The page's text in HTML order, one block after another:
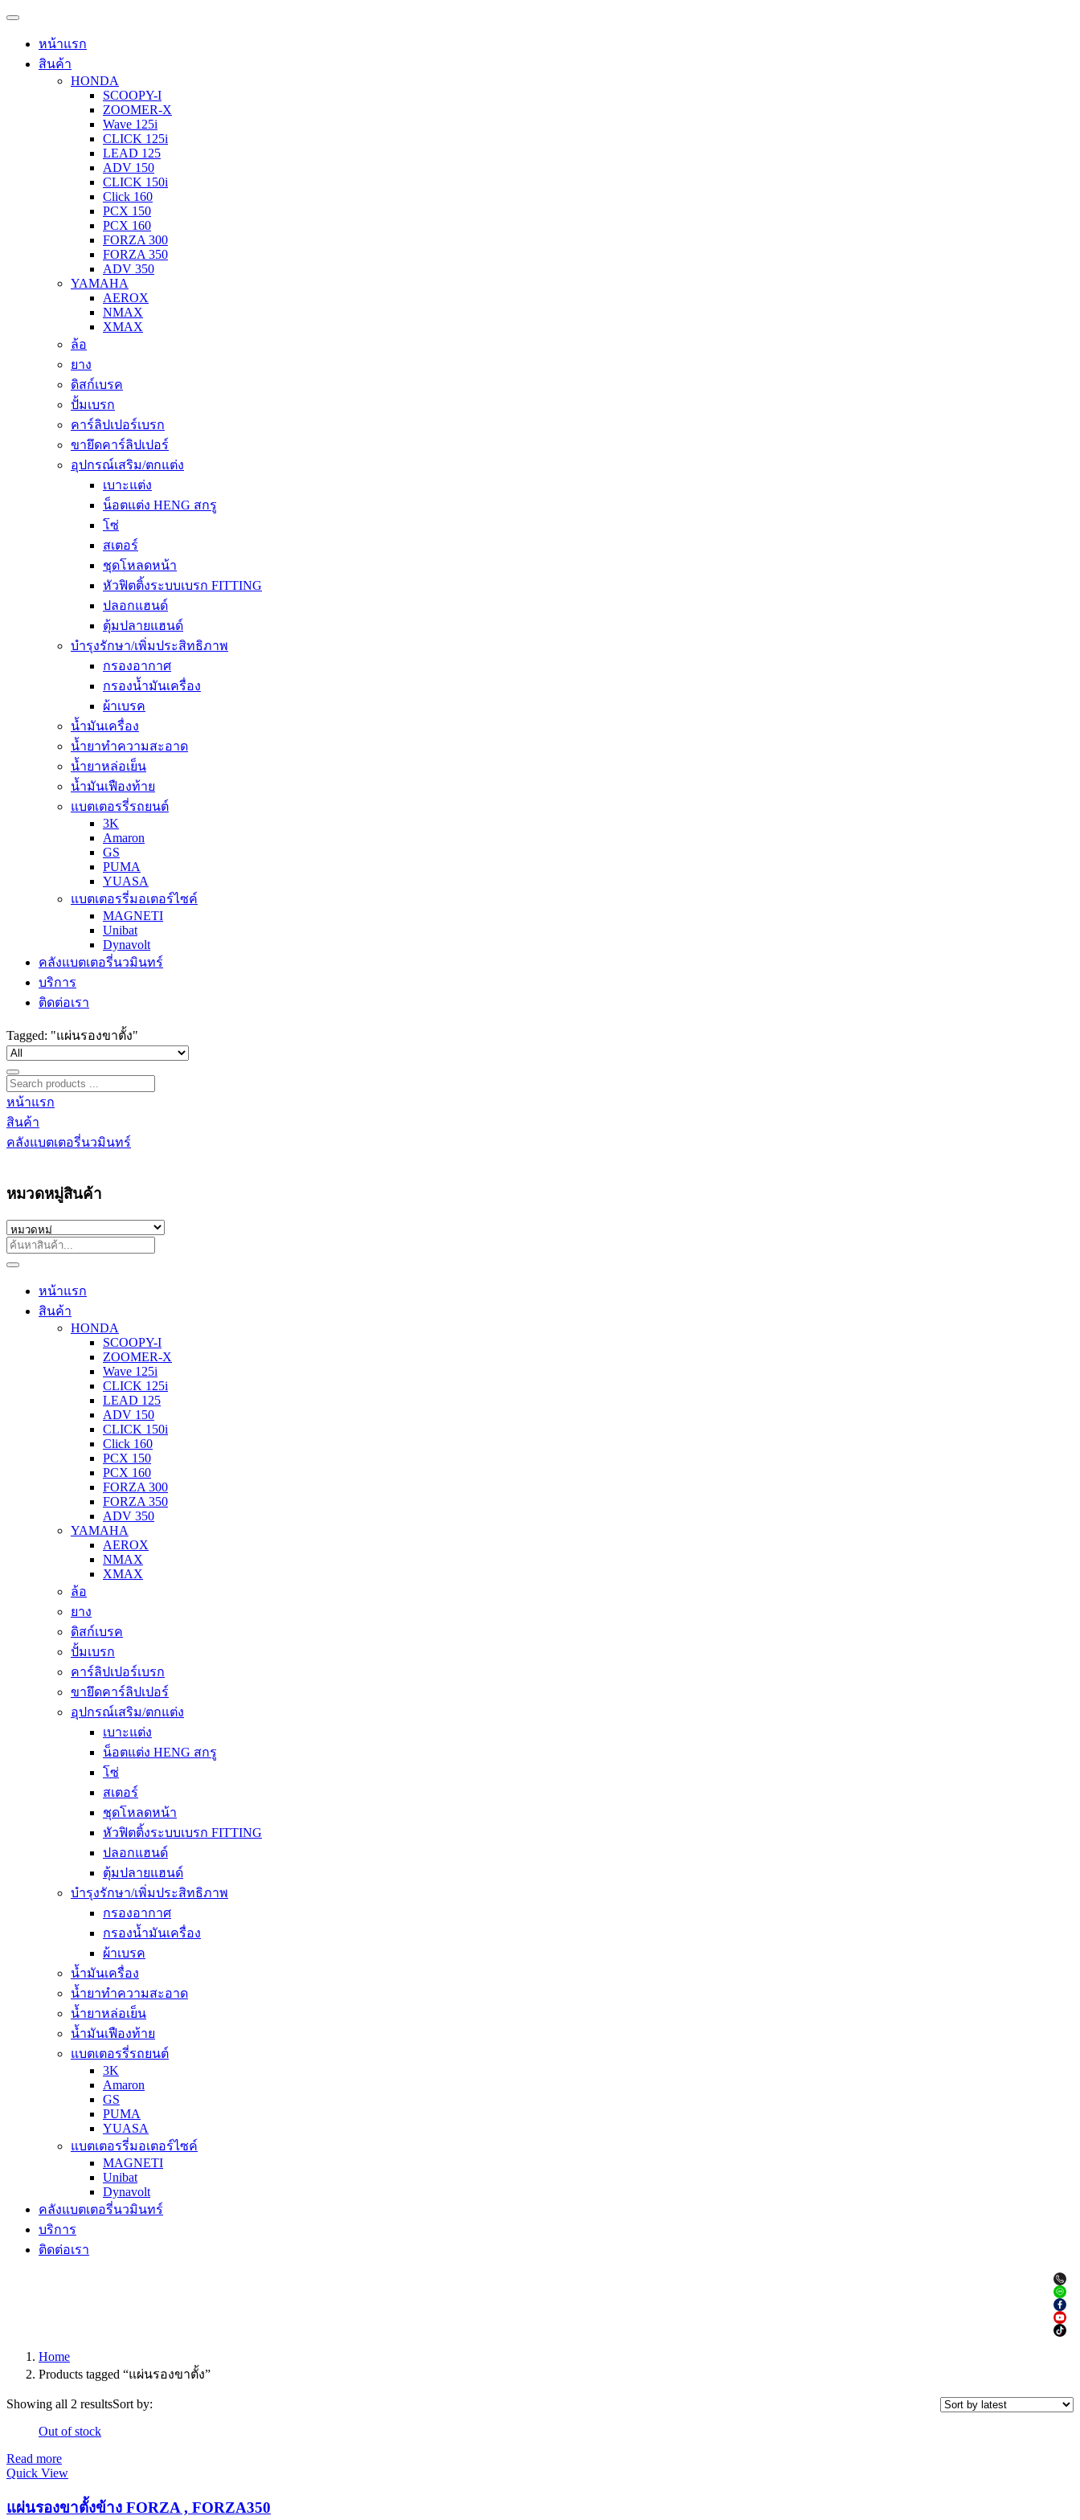
หน้าแรก
สินค้า
HONDA
SCOOPY-I
ZOOMER-X
Wave 125i
CLICK 125i
LEAD 125
ADV 150
CLICK 150i
Click 160
PCX 150
PCX 160
FORZA 300
FORZA 350
ADV 350
YAMAHA
AEROX
NMAX
XMAX
ล้อ
ยาง
ดิสก์เบรค
ปั้มเบรก
คาร์ลิปเปอร์เบรก
ขายึดคาร์ลิปเปอร์
อุปกรณ์เสริม/ตกแต่ง
เบาะแต่ง
น็อตแต่ง HENG สกรู
โซ่
สเตอร์
ชุดโหลดหน้า
หัวฟิตติ้งระบบเบรก FITTING
ปลอกแฮนด์
ตุ้มปลายแฮนด์
บำรุงรักษา/เพิ่มประสิทธิภาพ
กรองอากาศ
กรองน้ำมันเครื่อง
ผ้าเบรค
น้ำมันเครื่อง
น้ำยาทำความสะอาด
น้ำยาหล่อเย็น
น้ำมันเฟืองท้าย
แบตเตอรรี่รถยนต์
3K
Amaron
GS
PUMA
YUASA
แบตเตอรรี่มอเตอร์ไซค์
MAGNETI
Unibat
Dynavolt
คลังแบตเตอรี่นวมินทร์
บริการ
ติดต่อเรา
Tagged: "แผ่นรองขาตั้ง"
หน้าแรก
สินค้า
คลังแบตเตอรี่นวมินทร์
หมวดหมู่สินค้า
หน้าแรก
สินค้า
HONDA
SCOOPY-I
ZOOMER-X
Wave 125i
CLICK 125i
LEAD 125
ADV 150
CLICK 150i
Click 160
PCX 150
PCX 160
FORZA 300
FORZA 350
ADV 350
YAMAHA
AEROX
NMAX
XMAX
ล้อ
ยาง
ดิสก์เบรค
ปั้มเบรก
คาร์ลิปเปอร์เบรก
ขายึดคาร์ลิปเปอร์
อุปกรณ์เสริม/ตกแต่ง
เบาะแต่ง
น็อตแต่ง HENG สกรู
โซ่
สเตอร์
ชุดโหลดหน้า
หัวฟิตติ้งระบบเบรก FITTING
ปลอกแฮนด์
ตุ้มปลายแฮนด์
บำรุงรักษา/เพิ่มประสิทธิภาพ
กรองอากาศ
กรองน้ำมันเครื่อง
ผ้าเบรค
น้ำมันเครื่อง
น้ำยาทำความสะอาด
น้ำยาหล่อเย็น
น้ำมันเฟืองท้าย
แบตเตอรรี่รถยนต์
3K
Amaron
GS
PUMA
YUASA
แบตเตอรรี่มอเตอร์ไซค์
MAGNETI
Unibat
Dynavolt
คลังแบตเตอรี่นวมินทร์
บริการ
ติดต่อเรา
Home
Products tagged “แผ่นรองขาตั้ง”
Showing all 2 resultsSort by:
Out of stock
Read more
Quick View
แผ่นรองขาตั้งข้าง FORZA , FORZA350